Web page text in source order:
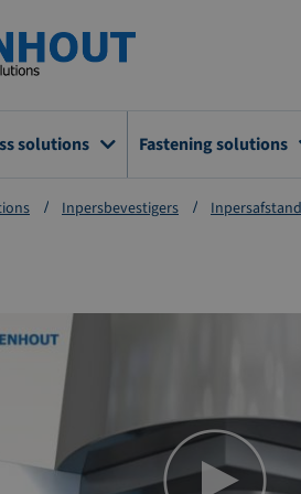
solutions Fastening solutions
Inpersbevestigers